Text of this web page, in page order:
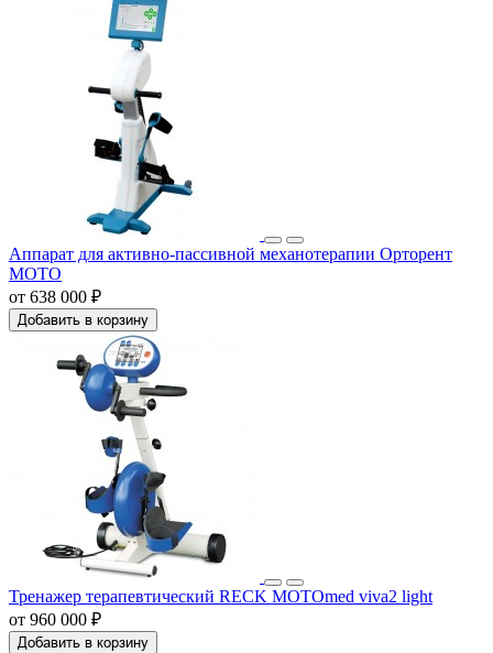
Аппарат для активно-пассивной механотерапии Орторент
МОТО
от 638 000 ₽
Добавить в корзину
Тренажер терапевтический RECK MOTOmed viva2 light
от 960 000 ₽
Добавить в корзину